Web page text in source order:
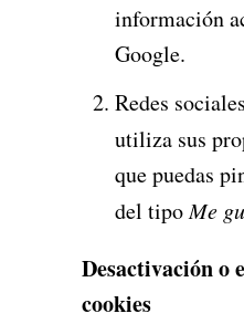
información
Google.
Redes
utiliza sus
que puedas
del tipoMe
Desactivación o
cookies